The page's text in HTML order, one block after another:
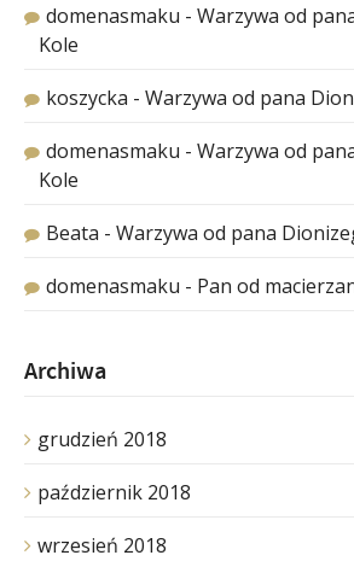
domenasmaku - Warzywa od
Kole
koszycka - Warzywa od pana
domenasmaku - Warzywa od
Kole
Beata - Warzywa od pana
domenasmaku - Pan od
Archiwa
grudzień 2018
październik 2018
wrzesień 2018